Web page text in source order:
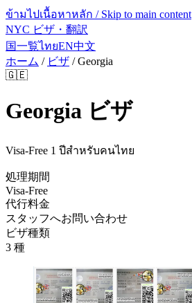
ข้ามไปเนื้อหาหลัก / Skip to main content
NYC ビザ・翻訳
国一覧ไทยEN中文
ホーム / ビザ /Georgia
🇬🇪
Georgia ビザ
Visa-Free 1 ปีสำหรับคนไทย
処理期間
Visa-Free
代行料金
スタッフへお問い合わせ
ビザ種類
3 種